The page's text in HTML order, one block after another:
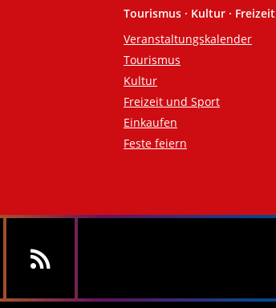
Tourismus · Kultur · Freizeit
Veranstaltungskalender
Tourismus
Kultur
Freizeit und Sport
Einkaufen
Feste feiern